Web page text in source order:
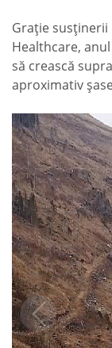
Grație
Healthcare,
să crească
aproximativ